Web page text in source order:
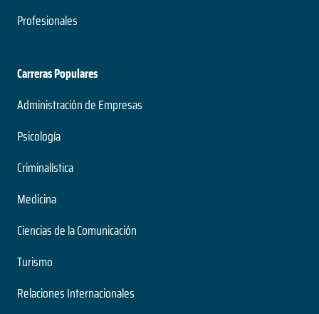
Profesionales
Carreras Populares
Administración de Empresas
Psicología
Criminalística
Medicina
Ciencias de la Comunicación
Turismo
Relaciones Internacionales